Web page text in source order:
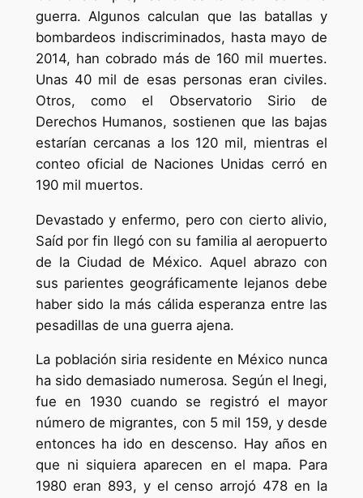
guerra. Algunos calculan que las batallas y
bombardeos indiscriminados, hasta mayo de
2014, han cobrado más de 160 mil muertes.
Unas 40 mil de esas personas eran civiles.
Otros, como el Observatorio Sirio de
Derechos Humanos, sostienen que las bajas
estarían cercanas a los 120 mil, mientras el
conteo oficial de Naciones Unidas cerró en
190 mil muertos.
Devastado y enfermo, pero con cierto alivio,
Saíd por fin llegó con su familia al aeropuerto
de la Ciudad de México. Aquel abrazo con
sus parientes geográficamente lejanos debe
haber sido la más cálida esperanza entre las
pesadillas de una guerra ajena.
La población siria residente en México nunca
ha sido demasiado numerosa. Según el Inegi,
fue en 1930 cuando se registró el mayor
número de migrantes, con 5 mil 159, y desde
entonces ha ido en descenso. Hay años en
que ni siquiera aparecen en el mapa. Para
1980 eran 893, y el censo arrojó 478 en la